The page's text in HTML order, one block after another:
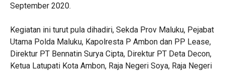
September 2020.
Kegiatan ini turut pula dihadiri, Sekda Prov Maluku, Pejabat
Utama Polda Maluku, Kapolresta P Ambon dan PP Lease,
Direktur PT Bennatin Surya Cipta, Direktur PT Deta Decon,
Ketua Latupati Kota Ambon, Raja Negeri Soya, Raja Negeri